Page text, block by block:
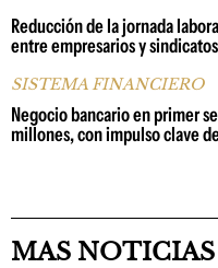
Reducción de la jornada
entre empresarios y sindicatos
SISTEMA FINANCIERO
Negocio bancario en primer
millones, con impulso clave
MAS